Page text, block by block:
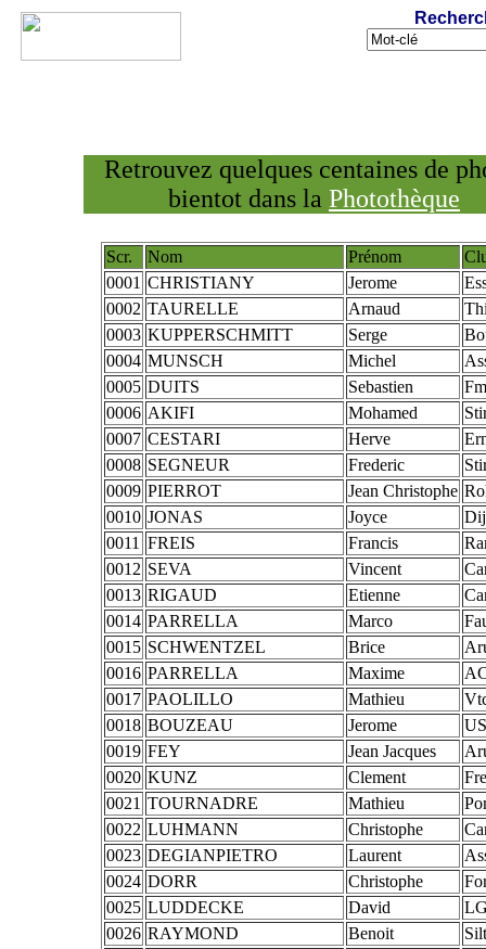
Scr. Nom Prénom
0001 CHRISTIANY Jerome
0002 TAURELLE Arnaud
0003 KUPPERSCHMITT Serge
0004 MUNSCH Michel
0005 DUITS Sebastien
0006 AKIFI Mohamed
0007 CESTARI Herve
0008 SEGNEUR Frederic
0009 PIERROT Jean Christophe
0010 JONAS Joyce
0011 FREIS Francis
0012 SEVA Vincent
0013 RIGAUD Etienne
0014 PARRELLA Marco
0015 SCHWENTZEL Brice
0016 PARRELLA Maxime
0017 PAOLILLO Mathieu
0018 BOUZEAU Jerome
0019 FEY Jean Jacques
0020 KUNZ Clement
0021 TOURNADRE Mathieu
0022 LUHMANN Christophe
0023 DEGIANPIETRO Laurent
0024 DORR Christophe
0025 LUDDECKE David
0026 RAYMOND Benoit
Retrouvez quelques centaines de
bientot dans la Photothèque